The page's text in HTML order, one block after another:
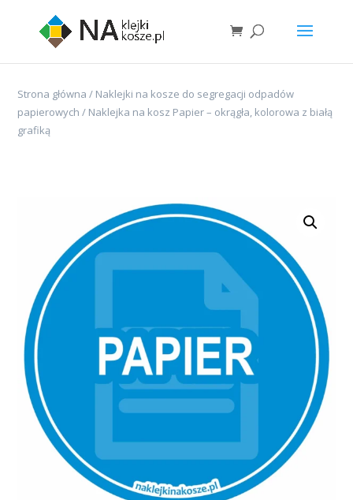
Strona główna / Naklejki na kosze do segregacji odpadów
papierowych / Naklejka na kosz Papier – okrągła, kolorowa z białą
grafiką